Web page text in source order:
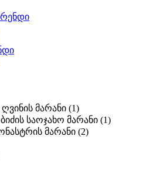
მარანი (1)
საოჯახო მარანი (1)
მარანი (2)